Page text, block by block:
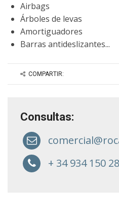
Airbags
Árboles de levas
Amortiguadores
Barras antideslizantes...
COMPARTIR:
Consultas:
+ 34 934 150